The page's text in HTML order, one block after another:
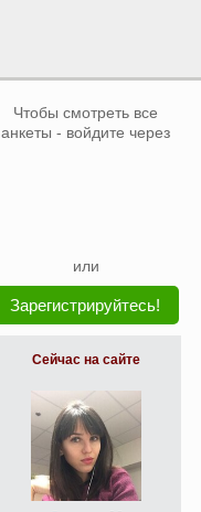
Чтобы смотреть все
анкеты - войдите через
или
Зарегистрируйтесь!
Сейчас на сайте